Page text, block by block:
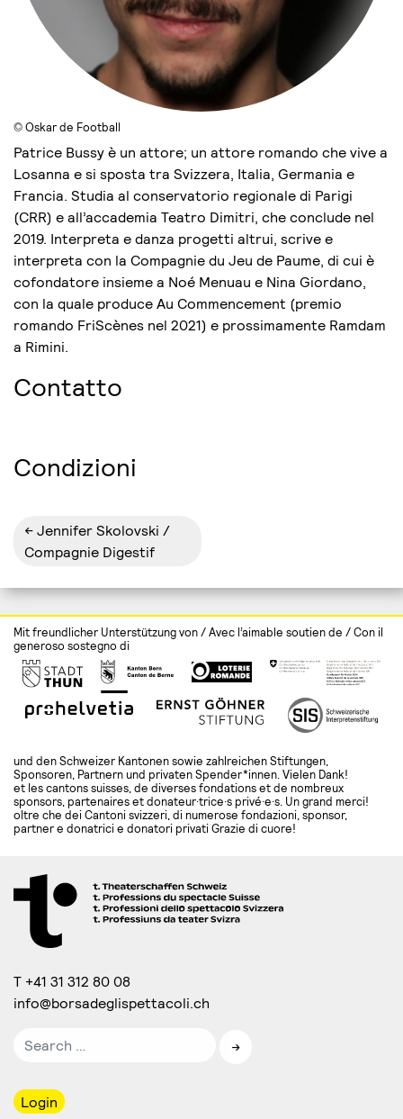
Patrice Bussy è un attore; un attore romando che vive a
Losanna e si sposta tra Svizzera, Italia, Germania e
Francia. Studia al conservatorio regionale di Parigi
(CRR) e all’accademia Teatro Dimitri, che conclude nel
2019. Interpreta e danza progetti altrui, scrive e
interpreta con la Compagnie du Jeu de Paume, di cui è
cofondatore insieme a Noé Menuau e Nina Giordano,
con la quale produce Au Commencement (premio
romando FriScènes nel 2021) e prossimamente Ramdam
a Rimini.
Contatto
Condizioni
© Oskar de Football
Jennifer Skolovski /
Compagnie Digestif
Mit freundlicher Unterstützung von / Avec l’aimable soutien de / Con il
generoso sostegno di
und den Schweizer Kantonen sowie zahlreichen Stiftungen,
Sponsoren, Partnern und privaten Spender*innen. Vielen Dank!
et les cantons suisses, de diverses fondations et de nombreux
sponsors, partenaires et donateur·trice·s privé·e·s. Un grand merci!
oltre che dei Cantoni svizzeri, di numerose fondazioni, sponsor,
partner e donatrici e donatori privati Grazie di cuore!
T +41 31 312 80 08
info@borsadeglispettacoli.ch
Login